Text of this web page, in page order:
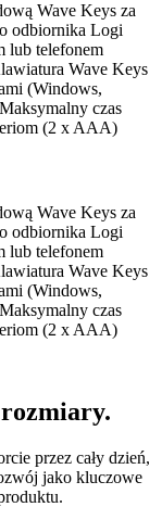
Wave Keys za
odbiornika Logi
lub telefonem
Wave Keys
(Windows,
czas
(2 x AAA)
Wave Keys za
odbiornika Logi
lub telefonem
Wave Keys
(Windows,
czas
(2 x AAA)
przez cały dzień,
jako kluczowe